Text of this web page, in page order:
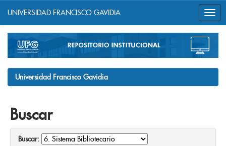
navigation
UNIVERSIDAD FRANCISCO GAVIDIA
Universidad Francisco Gavidia
Buscar
Buscar: